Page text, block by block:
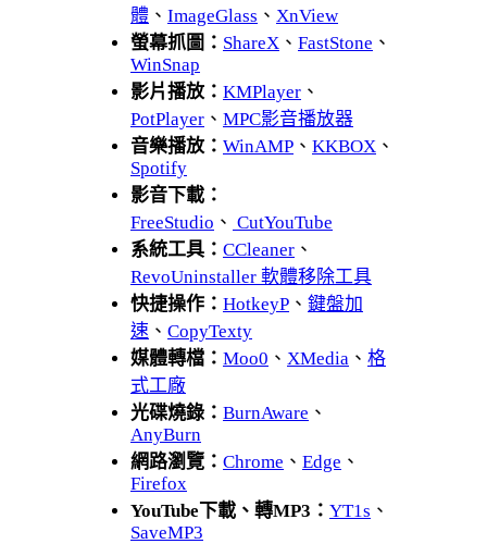
體 、 ImageGlass 、 XnView
螢幕抓圖： ShareX 、 FastStone 、
WinSnap
影片播放： KMPlayer 、
PotPlayer 、 MPC影音播放器
音樂播放： WinAMP 、 KKBOX 、
Spotify
影音下載：
FreeStudio 、 CutYouTube
系統工具： CCleaner 、
RevoUninstaller 軟體移除工具
快捷操作： HotkeyP 、 鍵盤加
速 、 CopyTexty
媒體轉檔： Moo0 、 XMedia 、 格
式工廠
光碟燒錄： BurnAware 、
AnyBurn
網路瀏覽： Chrome 、 Edge 、
Firefox
YouTube下載、轉MP3： YT1s 、
SaveMP3